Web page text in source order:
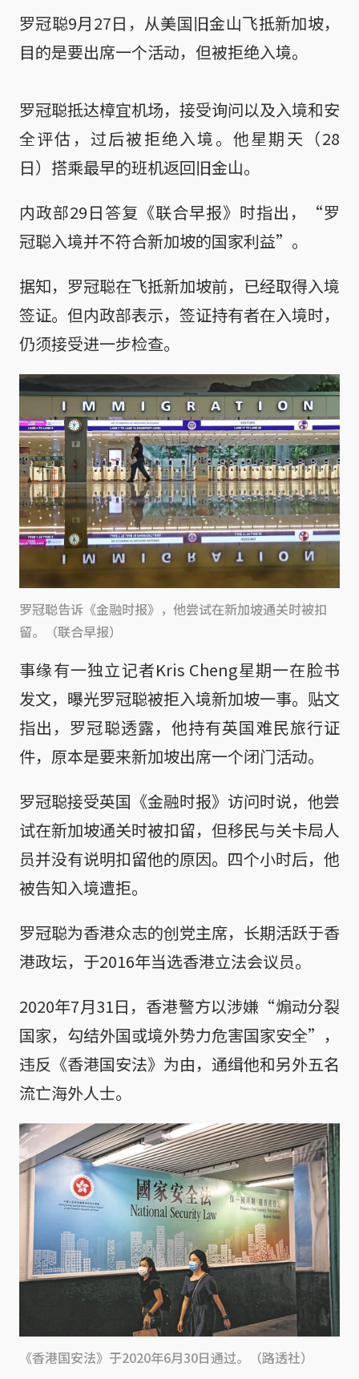
罗冠聪9月27日，从美国旧金山飞抵新加坡，
目的是要出席一个活动，但被拒绝入境。
罗冠聪抵达樟宜机场，接受询问以及入境和安
全评估，过后被拒绝入境。他星期天（28
日）搭乘最早的班机返回旧金山。
内政部29日答复《联合早报》时指出，“罗
冠聪入境并不符合新加坡的国家利益”。
据知，罗冠聪在飞抵新加坡前，已经取得入境
签证。但内政部表示，签证持有者在入境时，
仍须接受进一步检查。
罗冠聪告诉《金融时报》，他尝试在新加坡通关时被扣
留。（联合早报）
事缘有一独立记者Kris Cheng星期一在脸书
发文，曝光罗冠聪被拒入境新加坡一事。贴文
指出，罗冠聪透露，他持有英国难民旅行证
件，原本是要来新加坡出席一个闭门活动。
罗冠聪接受英国《金融时报》访问时说，他尝
试在新加坡通关时被扣留，但移民与关卡局人
员并没有说明扣留他的原因。四个小时后，他
被告知入境遭拒。
罗冠聪为香港众志的创党主席，长期活跃于香
港政坛，于2016年当选香港立法会议员。
2020年7月31日，香港警方以涉嫌“煽动分裂
国家，勾结外国或境外势力危害国家安全”，
违反《香港国安法》为由，通缉他和另外五名
流亡海外人士。
《香港国安法》于2020年6月30日通过。（路透社）